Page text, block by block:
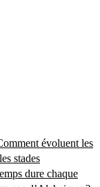
évoluent les
stades
dure chaque